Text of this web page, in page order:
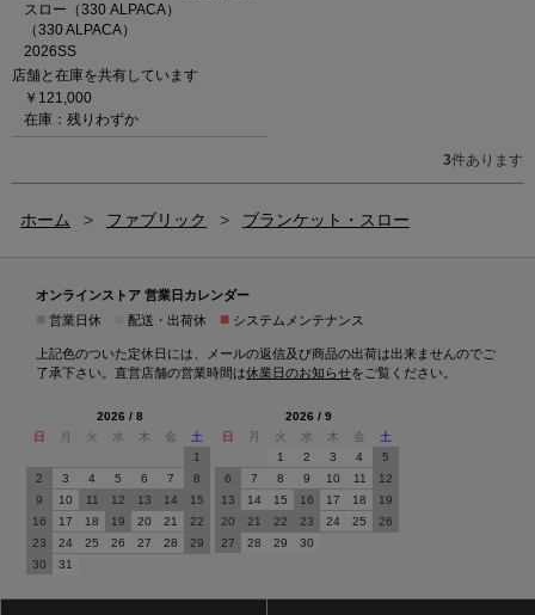
スロー（330 ALPACA）
（330 ALPACA）
2026SS
店舗と在庫を共有しています
￥121,000
在庫：残りわずか
3件あります
ホーム > ファブリック > ブランケット・スロー
オンラインストア 営業日カレンダー
営業日休 配送・出荷休 ■ システムメンテナンス
上記色のついた定休日には、メールの返信及び商品の出荷は出来ませんのでご
了承下さい。直営店舗の営業時間は休業日のお知らせをご覧ください。
2026 / 8
日
月 火 水 木 金
土
1
2
3 4 5 6 7
8
9
10 11 12 13 14
15
16
17 18 19 20 21
22
23
24 25 26 27 28
29
30
31
2026 / 9
日
月 火 水 木 金
土
1
2 3 4
5
6
7 8 9 10 11
12
13
14 15 16 17 18
19
20
21 22 23 24 25
26
27
28 29 30